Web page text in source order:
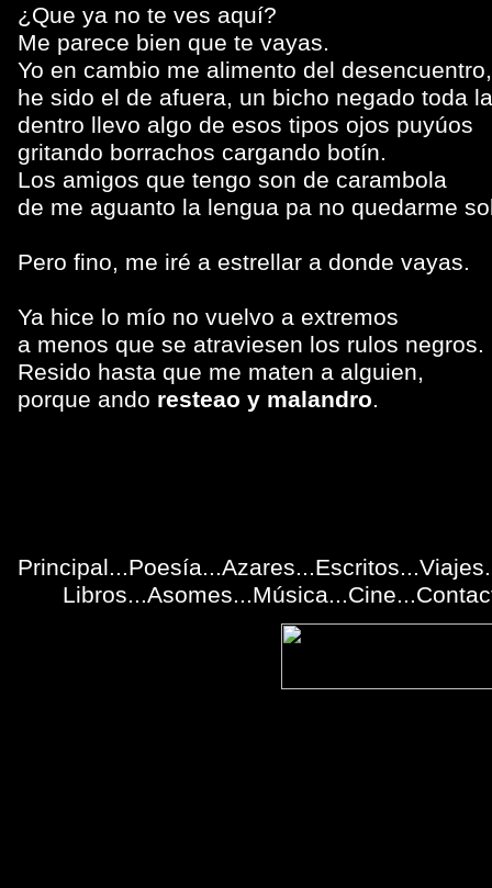
¿Que ya no te ves aquí?
Me parece bien que te vayas.
Yo en cambio me alimento del desencuentro,
he sido el de afuera, un bicho negado toda
dentro llevo algo de esos tipos ojos puyúos
gritando borrachos cargando botín.
Los amigos que tengo son de carambola
de me aguanto la lengua pa no quedarme
Pero fino, me iré a estrellar a donde vayas.
Ya hice lo mío no vuelvo a extremos
a menos que se atraviesen los rulos negros.
Resido hasta que me maten a alguien,
porque ando resteao y malandro.
Principal...Poesía...Azares...Escritos...Viajes
Libros...Asomes...Música...Cine...